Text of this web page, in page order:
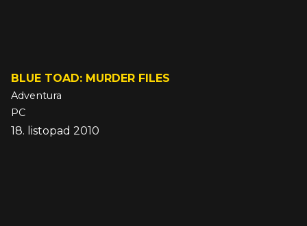
BLUE TOAD: MURDER FILES
Adventura
PC
18. listopad 2010